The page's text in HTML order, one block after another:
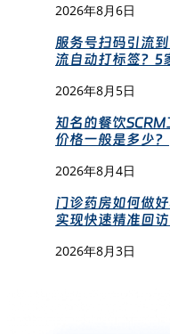
2026年8月6日
服务号扫码引流
流自动打标签？5
2026年8月5日
知名的餐饮
价格一般是多少？
2026年8月4日
门诊药房如何做
实现快速精准回访
2026年8月3日